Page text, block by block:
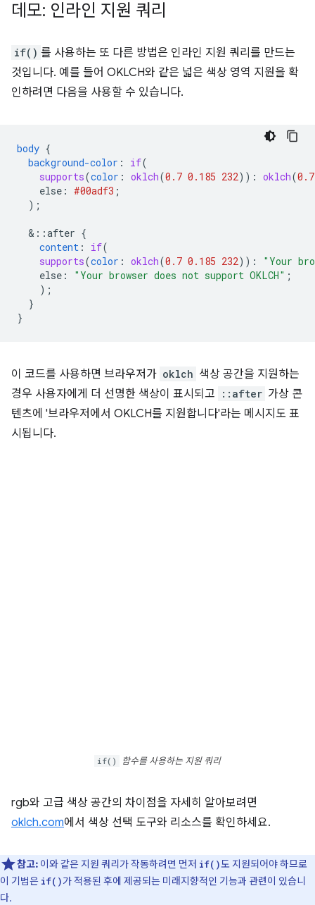
데모: 인라인 지원 쿼리
if() 를 사용하는 또 다른 방법은 인라인 지원 쿼리를 만드는
것입니다. 예를 들어 OKLCH와 같은 넓은 색상 영역 지원을 확
인하려면 다음을 사용할 수 있습니다.
body {
background-color : if(
supports(color : oklch(0.7 0.185 232)) : oklch(0.7
else : #00adf3 ;
);
& ::after {
content : if(
supports(color : oklch(0.7 0.185 232)) :
"Your
else : "Your browser does not support OKLCH" ;
);
}
}
이 코드를 사용하면 브라우저가 oklch 색상 공간을 지원하는
경우 사용자에게 더 선명한 색상이 표시되고
::after 가상 콘
텐츠에 '브라우저에서 OKLCH를 지원합니다'라는 메시지도 표
시됩니다.
if() 함수를 사용하는 지원 쿼리
rgb와 고급 색상 공간의 차이점을 자세히 알아보려면
oklch.com에서 색상 선택 도구와 리소스를 확인하세요.
참고: 이와 같은 지원 쿼리가 작동하려면 먼저 if()도 지원되어야 하므로
이 기법은 if()가 적용된 후에 제공되는 미래지향적인 기능과 관련이 있습니
다.